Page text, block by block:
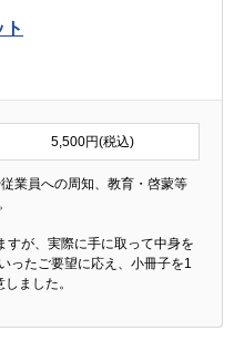
5,500円(税込)
業員への周知、教育・啓蒙等
すが、実際に手に取って中身を
ったご要望に応え、小冊子を1
ました。